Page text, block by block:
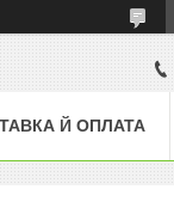
Й ОПЛАТА